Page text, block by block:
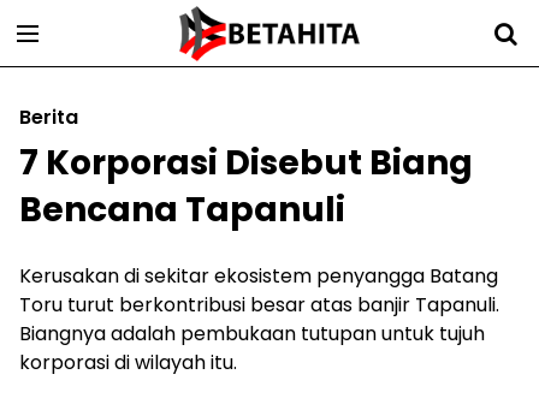
Berita
7 Korporasi Disebut Biang
Bencana Tapanuli
Kerusakan di sekitar ekosistem penyangga Batang
Toru turut berkontribusi besar atas banjir Tapanuli.
Biangnya adalah pembukaan tutupan untuk tujuh
korporasi di wilayah itu.